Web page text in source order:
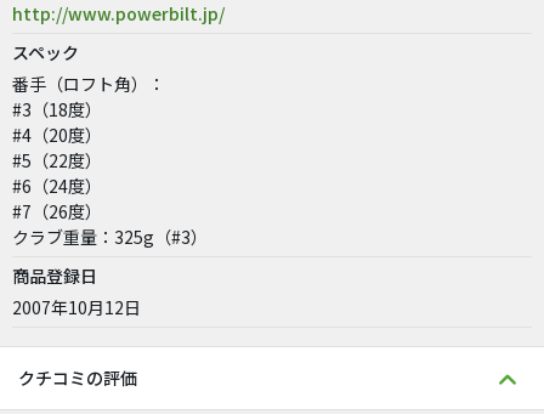
http://www.powerbilt.jp/
スペック
番手（ロフト角）：
#3（18度）
#4（20度）
#5（22度）
#6（24度）
#7（26度）
クラブ重量：325g（#3）
商品登録日
2007年10月12日
クチコミの評価